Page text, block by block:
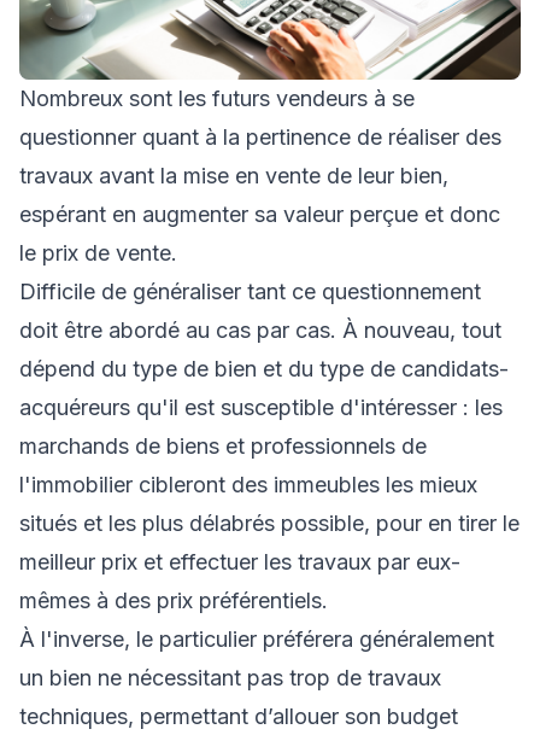
Nombreux sont les futurs vendeurs à se
questionner quant à la pertinence de réaliser des
travaux avant la mise en vente de leur bien,
espérant en augmenter sa valeur perçue et donc
le prix de vente.
Difficile de généraliser tant ce questionnement
doit être abordé au cas par cas. À nouveau, tout
dépend du type de bien et du type de candidats-
acquéreurs qu'il est susceptible d'intéresser : les
marchands de biens et professionnels de
l'immobilier cibleront des immeubles les mieux
situés et les plus délabrés possible, pour en tirer le
meilleur prix et effectuer les travaux par eux-
mêmes à des prix préférentiels.
À l'inverse, le particulier préférera généralement
un bien ne nécessitant pas trop de travaux
techniques, permettant d’allouer son budget